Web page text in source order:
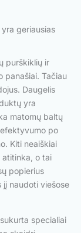
geriausias
purškiklių ir
panašiai. Tačiau
Daugelis
yra
matomų baltų
po
Kiti neaiškiai
atitinka, o tai
popierius
naudoti viešose
specialiai